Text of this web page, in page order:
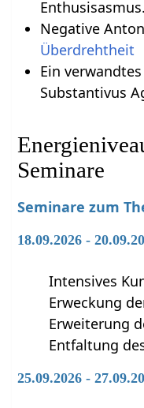
Enthusisasmus.
Negative
Überdrehtheit
Ein
Substantivus
Seminare
Seminare zum
18.09.2026 -
Intensives
Erweckung
Erweiterung
Entfaltung
25.09.2026 -